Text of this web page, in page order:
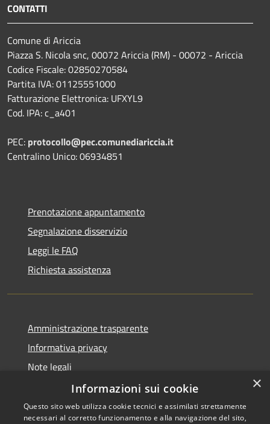
CONTATTI
Comune di Ariccia
Piazza S. Nicola snc, 00072 Ariccia (RM) - 00072 - Ariccia
Codice Fiscale: 02850270584
Partita IVA: 01125551000
Fatturazione Elettronica: UFXYL9
Cod. IPA: c_a401
PEC: protocollo@pec.comunediariccia.it
Centralino Unico: 06934851
Prenotazione appuntamento
Segnalazione disservizio
Leggi le FAQ
Richiesta assistenza
Amministrazione trasparente
Informativa privacy
Note legali
Dichiarazione di accessibilità
×
Informazioni sui cookie
Questo sito web utilizza cookie tecnici e assimilati strettamente
necessari al corretto funzionamento e alla navigazione del sito,